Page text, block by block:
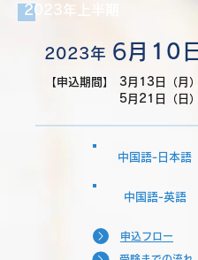
2023年上半期
2023年 6月10 日
【申込期間】
3月13日（月
5月21日（日
中国語-日本語
中国語-英語
申込フロー